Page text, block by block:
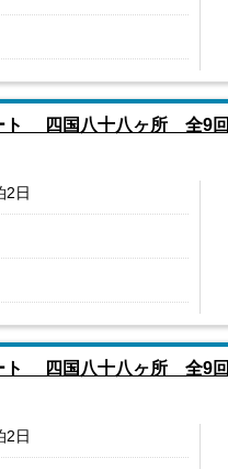
ト 四国八十八ヶ所 全9
2日
ト 四国八十八ヶ所 全9
2日